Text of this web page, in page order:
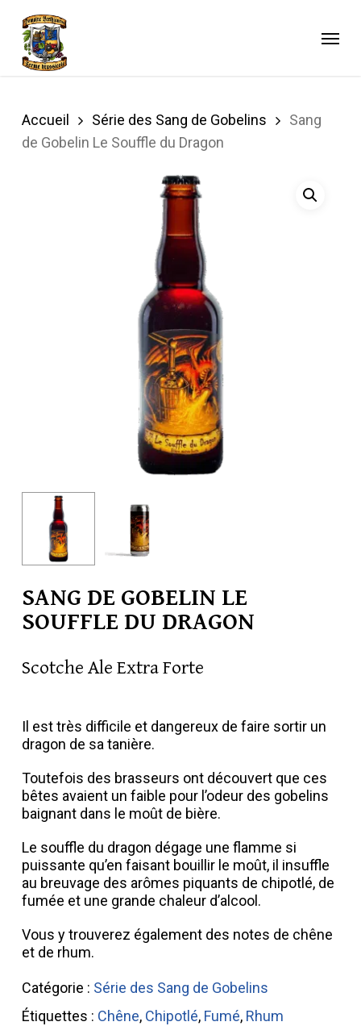
main
content
Accueil Série des Sang de Gobelins
Sang
de Gobelin Le Souffle du Dragon
SANG DE GOBELIN LE
SOUFFLE DU DRAGON
Scotche Ale Extra Forte
Il est très difficile et dangereux de faire sortir un
dragon de sa tanière.
Toutefois des brasseurs ont découvert que ces
bêtes avaient un faible pour l’odeur des gobelins
baignant dans le moût de bière.
Le souffle du dragon dégage une flamme si
puissante qu’en faisant bouillir le moût, il insuffle
au breuvage des arômes piquants de chipotlé, de
fumée et une grande chaleur d’alcool.
Vous y trouverez également des notes de chêne
et de rhum.
Catégorie : Série des Sang de Gobelins
Étiquettes : Chêne, Chipotlé, Fumé, Rhum